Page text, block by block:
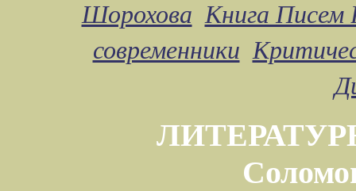
Шорохова Книга Писем
современники